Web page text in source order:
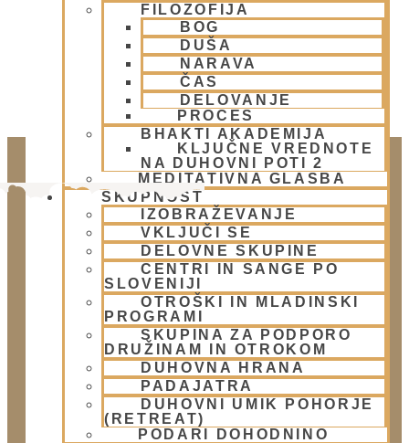
FILOZOFIJA
BOG
DUŠA
NARAVA
ČAS
DELOVANJE
PROCES
BHAKTI AKADEMIJA
KLJUČNE VREDNOTE
NA DUHOVNI POTI 2
MEDITATIVNA GLASBA
SKUPNOST
IZOBRAŽEVANJE
VKLJUČI SE
DELOVNE SKUPINE
CENTRI IN SANGE PO
SLOVENIJI
OTROŠKI IN MLADINSKI
PROGRAMI
SKUPINA ZA PODPORO
DRUŽINAM IN OTROKOM
DUHOVNA HRANA
PADAJATRA
DUHOVNI UMIK POHORJE
(RETREAT)
PODARI DOHODNINO
Klikni gumb spodaj.
Doniraj
Obišči nas